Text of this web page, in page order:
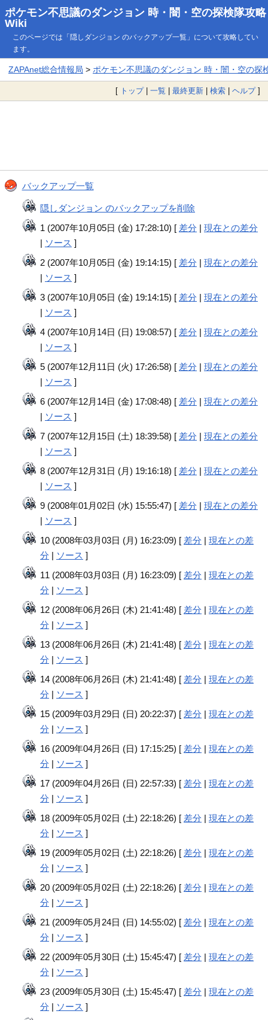
ポケモン不思議のダンジョン 時・闇・空の探検隊攻略
Wiki
このページでは「隠しダンジョン のバックアップ一覧」について攻略してい
ます。
ZAPAnet総合情報局 > ポケモン不思議のダンジョン 時・闇・空の探
[ トップ| 一覧 | 最終更新 | 検索 | ヘルプ]
バックアップ一覧
隠しダンジョン のバックアップを削除
1 (2007年10月05日 (金) 17:28:10) [ 差分 |現在との差分
| ソース ]
2 (2007年10月05日 (金) 19:14:15) [ 差分 |現在との差分
| ソース ]
3 (2007年10月05日 (金) 19:14:15) [ 差分 |現在との差分
| ソース ]
4 (2007年10月14日 (日) 19:08:57) [ 差分 |現在との差分
| ソース ]
5 (2007年12月11日 (火) 17:26:58) [ 差分 |現在との差分
| ソース ]
6 (2007年12月14日 (金) 17:08:48) [ 差分 |現在との差分
| ソース ]
7 (2007年12月15日 (土) 18:39:58) [ 差分 |現在との差分
| ソース ]
8 (2007年12月31日 (月) 19:16:18) [ 差分 |現在との差分
| ソース ]
9 (2008年01月02日 (水) 15:55:47) [ 差分 |現在との差分
| ソース ]
10 (2008年03月03日 (月) 16:23:09) [ 差分 |現在との差
分 | ソース ]
11 (2008年03月03日 (月) 16:23:09) [ 差分 |現在との差
分 | ソース ]
12 (2008年06月26日 (木) 21:41:48) [ 差分 |現在との差
分 | ソース ]
13 (2008年06月26日 (木) 21:41:48) [ 差分 |現在との差
分 | ソース ]
14 (2008年06月26日 (木) 21:41:48) [ 差分 |現在との差
分 | ソース ]
15 (2009年03月29日 (日) 20:22:37) [ 差分 |現在との差
分 | ソース ]
16 (2009年04月26日 (日) 17:15:25) [ 差分 |現在との差
分 | ソース ]
17 (2009年04月26日 (日) 22:57:33) [ 差分 |現在との差
分 | ソース ]
18 (2009年05月02日 (土) 22:18:26) [ 差分 |現在との差
分 | ソース ]
19 (2009年05月02日 (土) 22:18:26) [ 差分 |現在との差
分 | ソース ]
20 (2009年05月02日 (土) 22:18:26) [ 差分 |現在との差
分 | ソース ]
21 (2009年05月24日 (日) 14:55:02) [ 差分 |現在との差
分 | ソース ]
22 (2009年05月30日 (土) 15:45:47) [ 差分 |現在との差
分 | ソース ]
23 (2009年05月30日 (土) 15:45:47) [ 差分 |現在との差
分 | ソース ]